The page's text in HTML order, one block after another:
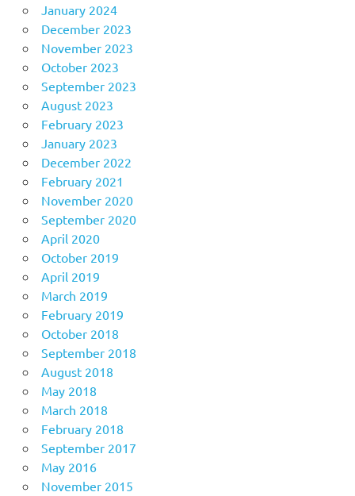
January 2024
December 2023
November 2023
October 2023
September 2023
August 2023
February 2023
January 2023
December 2022
February 2021
November 2020
September 2020
April 2020
October 2019
April 2019
March 2019
February 2019
October 2018
September 2018
August 2018
May 2018
March 2018
February 2018
September 2017
May 2016
November 2015